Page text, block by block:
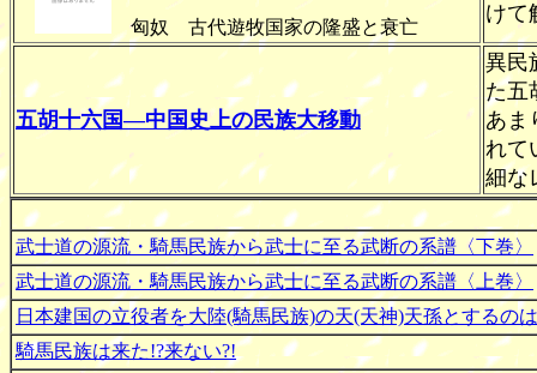
匈奴 古代遊牧国家の隆盛と衰亡
けて
五胡十六国―中国史上の民族大移動
異民
た五
あま
れて
細な
武士道の源流・騎馬民族から武士に至る武断の系譜〈下巻〉
武士道の源流・騎馬民族から武士に至る武断の系譜〈上巻〉
日本建国の立役者を大陸(騎馬民族)の天(天神)天孫とするの
騎馬民族は来た!?来ない?!